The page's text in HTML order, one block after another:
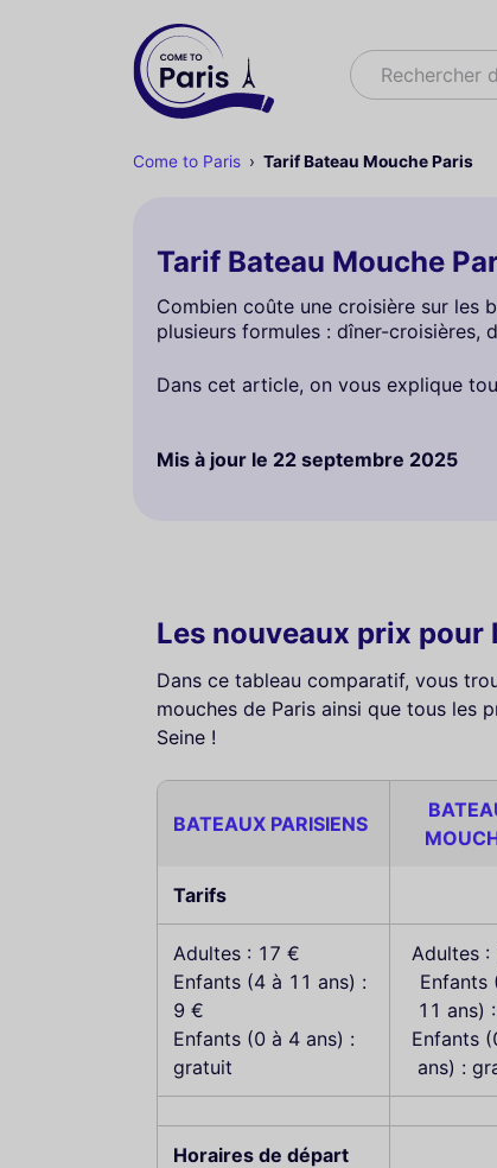
Rechercher
Rechercher
Come to Paris Tarif Bateau Mouche Paris
Tarif Bateau Mouche
Combien coûte une croisière sur les
plusieurs formules : dîner-croisières,
Dans cet article, on vous explique
Mis à jour le 22 septembre 2025
Les nouveaux prix
Dans ce tableau comparatif, vous
mouches de Paris ainsi que tous les
Seine !
BATEAUX PARISIENS
Tarifs
Adultes : 17 €
Enfants (4 à 11 ans) :
9 €
Enfants (0 à 4 ans) :
gratuit
Adultes :
Enfants
11 ans)
Enfants
ans) :
Horaires de départ